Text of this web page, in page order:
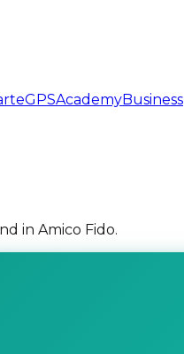
GPSAcademyBusiness
in Amico Fido.